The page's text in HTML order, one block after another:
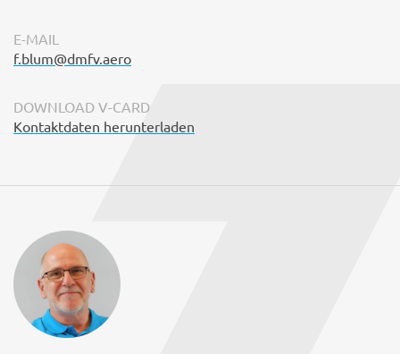
E-MAIL
f.blum@dmfv.aero
DOWNLOAD V-CARD
Kontaktdaten herunterladen